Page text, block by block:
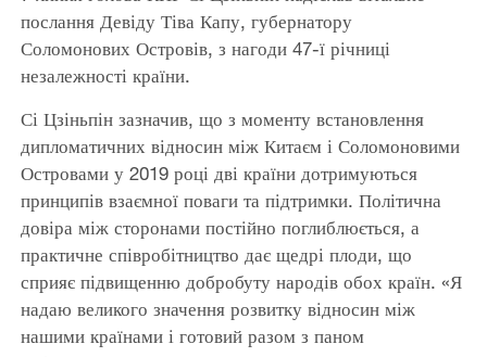
послання Девіду Тіва Капу, губернатору
Соломонових Островів, з нагоди 47-ї річниці
незалежності країни.
Сі Цзіньпін зазначив, що з моменту встановлення
дипломатичних відносин між Китаєм і Соломоновими
Островами у 2019 році дві країни дотримуються
принципів взаємної поваги та підтримки. Політична
довіра між сторонами постійно поглиблюється, а
практичне співробітництво дає щедрі плоди, що
сприяє підвищенню добробуту народів обох країн. «Я
надаю великого значення розвитку відносин між
нашими країнами і готовий разом з паном